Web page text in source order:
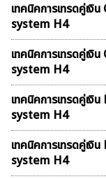
เทคนิคการเทรดคู่เ
system H4
เทคนิคการเทรดคู่เงิ
system H4
เทคนิคการเทรดคู่เ
system H4
เทคนิคการเทรดคู่เ
system H4